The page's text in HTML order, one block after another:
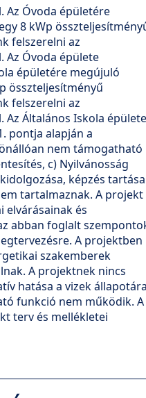
Az Óvoda épületére
8 kWp
felszerelni az
Az Óvoda épülete
épületére megújuló
összteljesítményű
felszerelni az
Általános Iskola épülete
pontja alapján a
nem támogatható
c) Nyilvánosság
képzés
tartalmaznak. A projekt
elvárásainak és
abban foglalt
A projektben
szakemberek
A projektnek nincs
hatása a vizek
funkció nem működik. A
terv és mellékletei